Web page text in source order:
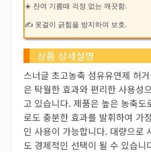
☀️ 잔여 기름때 걱정 없는 깨끗함.
✍ 옷걸이 긁힘을 방지하여 보호.
상품 상세설명
스너글 초고농축 섬유유연제 허
은 탁월한 효과와 편리한 사용성
고 있습니다. 제품은 높은 농축도
로도 충분한 효과를 발휘하여 가
인 사용이 가능합니다. 대량으로
도 경제적인 선택이 될 수 있습니